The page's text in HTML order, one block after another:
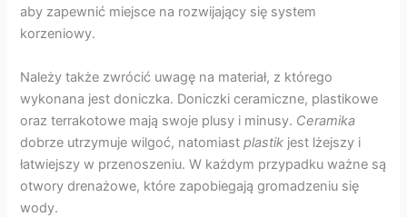
aby zapewnić miejsce na rozwijający się system
korzeniowy.
Należy także zwrócić uwagę na materiał, z którego
wykonana jest doniczka. Doniczki ceramiczne, plastikowe
oraz terrakotowe mają swoje plusy i minusy. Ceramika
dobrze utrzymuje wilgoć, natomiastplastik jest lżejszy i
łatwiejszy w przenoszeniu. W każdym przypadku ważne są
otwory drenażowe, które zapobiegają gromadzeniu się
wody.